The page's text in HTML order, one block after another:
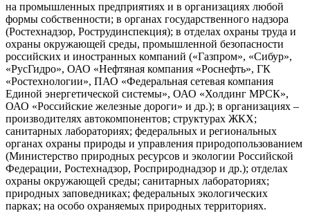
на промышленных предприятиях и в организациях любой
формы собственности; в органах государственного надзора
(Ростехнадзор, Рострудинспекция); в отделах охраны труда и
охраны окружающей среды, промышленной безопасности
российских и иностранных компаний («Газпром», «Сибур»,
«РусГидро», ОАО «Нефтяная компания «Роснефть», ГК
«Ростехнологии», ПАО «Федеральная сетевая компания
Единой энергетической системы», ОАО «Холдинг МРСК»,
ОАО «Российские железные дороги» и др.); в организациях –
производителях автокомпонентов; структурах ЖКХ;
санитарных лабораториях; федеральных и региональных
органах охраны природы и управления природопользованием
(Министерство природных ресурсов и экологии Российской
Федерации, Ростехнадзор, Росприроднадзор и др.); отделах
охраны окружающей среды; санитарных лабораториях;
природных заповедниках; федеральных экологических
парках; на особо охраняемых природных территориях.